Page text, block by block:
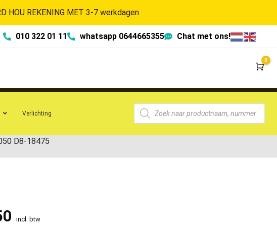
HOU REKENING MET 3-7 werkdagen
010 322 01 11 whatsapp 0644665355 Chat met ons!
0
Verlichting
D8-18475
incl. btw